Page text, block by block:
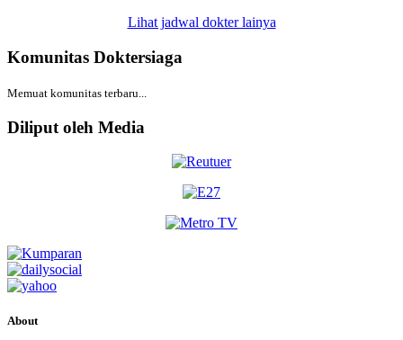
Lihat jadwal dokter lainya
Komunitas Doktersiaga
Memuat komunitas terbaru...
Diliput oleh Media
About